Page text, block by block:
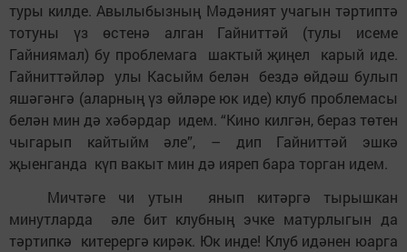
туры килде. Авылыбызның Мәдәният учагын тәртиптә
тотуны үз өстенә алган Гайниттәй (тулы исеме
Гайниямал) бу проблемага шактый җиңел карый иде.
Гайниттәйләр улы Касыйм белән бездә өйдәш булып
яшәгәнгә (аларның үз өйләре юк иде) клуб проблемасы
белән мин дә хәбәрдар идем. “Кино килгән, бераз төтен
чыгарып кайтыйм әле”, – дип Гайниттәй эшкә
җыенганда күп вакыт мин дә ияреп бара торган идем.
Мичтәге чи утын янып китәргә тырышкан
минутларда әле бит клубның эчке матурлыгын да
тәртипкә китерергә кирәк. Юк инде! Клуб идәнен юарга